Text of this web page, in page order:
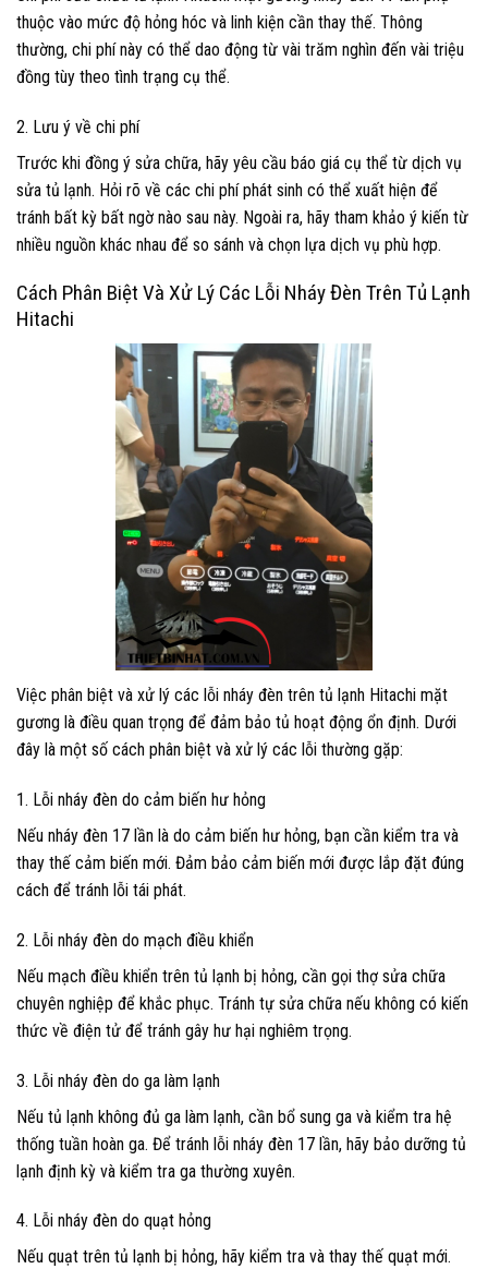
thuộc vào mức độ hỏng hóc và linh kiện cần thay thế. Thông
thường, chi phí này có thể dao động từ vài trăm nghìn đến vài triệu
đồng tùy theo tình trạng cụ thể.
2. Lưu ý về chi phí
Trước khi đồng ý sửa chữa, hãy yêu cầu báo giá cụ thể từ dịch vụ
sửa tủ lạnh. Hỏi rõ về các chi phí phát sinh có thể xuất hiện để
tránh bất kỳ bất ngờ nào sau này. Ngoài ra, hãy tham khảo ý kiến từ
nhiều nguồn khác nhau để so sánh và chọn lựa dịch vụ phù hợp.
Cách Phân Biệt Và Xử Lý Các Lỗi Nháy Đèn Trên Tủ Lạnh
Hitachi
Việc phân biệt và xử lý các lỗi nháy đèn trên tủ lạnh Hitachi mặt
gương là điều quan trọng để đảm bảo tủ hoạt động ổn định. Dưới
đây là một số cách phân biệt và xử lý các lỗi thường gặp:
1. Lỗi nháy đèn do cảm biến hư hỏng
Nếu nháy đèn 17 lần là do cảm biến hư hỏng, bạn cần kiểm tra và
thay thế cảm biến mới. Đảm bảo cảm biến mới được lắp đặt đúng
cách để tránh lỗi tái phát.
2. Lỗi nháy đèn do mạch điều khiển
Nếu mạch điều khiển trên tủ lạnh bị hỏng, cần gọi thợ sửa chữa
chuyên nghiệp để khắc phục. Tránh tự sửa chữa nếu không có kiến
thức về điện tử để tránh gây hư hại nghiêm trọng.
3. Lỗi nháy đèn do ga làm lạnh
Nếu tủ lạnh không đủ ga làm lạnh, cần bổ sung ga và kiểm tra hệ
thống tuần hoàn ga. Để tránh lỗi nháy đèn 17 lần, hãy bảo dưỡng tủ
lạnh định kỳ và kiểm tra ga thường xuyên.
4. Lỗi nháy đèn do quạt hỏng
Nếu quạt trên tủ lạnh bị hỏng, hãy kiểm tra và thay thế quạt mới.